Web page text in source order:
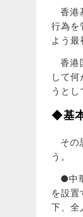
香港
行為を
よう最
香港
して
うとし
◆基
その
う。
●中
を設
下、全